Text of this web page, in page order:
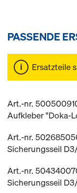
PASSENDE
Ersatzteile
Art.-nr.
Aufkleber "Doka-
Art.-nr.
Sicherungsseil
Art.-nr.
Sicherungsseil